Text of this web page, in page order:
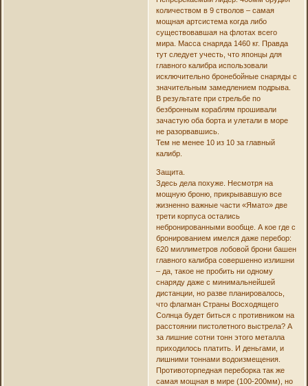
количеством в 9 стволов – самая
мощная артсистема когда либо
существовавшая на флотах всего
мира. Масса снаряда 1460 кг. Правда
тут следует учесть, что японцы для
главного калибра использовали
исключительно бронебойные снаряды с
значительным замедлением подрыва.
В результате при стрельбе по
безбронным кораблям прошивали
зачастую оба борта и улетали в море
не разорвавшись.
Тем не менее 10 из 10 за главный
калибр.
Защита.
Здесь дела похуже. Несмотря на
мощную броню, прикрывавшую все
жизненно важные части «Ямато» две
трети корпуса остались
небронированными вообще. А кое где с
бронированием имелся даже перебор:
620 миллиметров лобовой брони башен
главного калибра совершенно излишни
– да, такое не пробить ни одному
снаряду даже с минимальнейшей
дистанции, но разве планировалось,
что флагман Страны Восходящего
Солнца будет биться с противником на
расстоянии пистолетного выстрела? А
за лишние сотни тонн этого металла
приходилось платить. И деньгами, и
лишними тоннами водоизмещения.
Противоторпедная переборка так же
самая мощная в мире (100-200мм), но